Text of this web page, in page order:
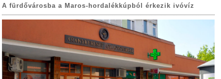
A fürdővárosba a Maros-hordalékkúpból érkezik ivóvíz